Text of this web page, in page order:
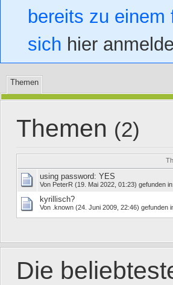
bereits zu
sich hier
Themen
Themen (2)
using password: YES
Von PeterR (19. Mai 2022, 01:23) gefunden in:
kyrillisch?
Von .known (24. Juni 2009, 22:46) gefunden
Die